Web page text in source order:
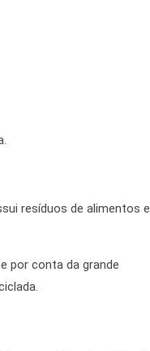
resíduos de alimentos e
por conta da grande